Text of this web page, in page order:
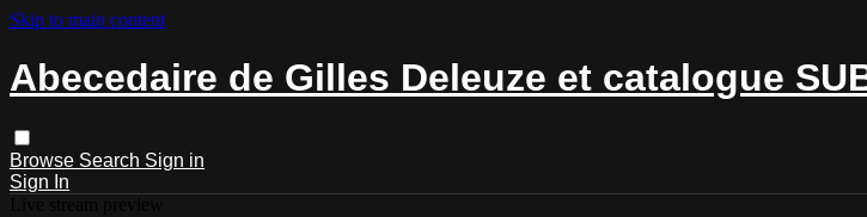
Skip to main content
Abecedaire de Gilles Deleuze et catalogue
Browse Search Sign in
Sign In